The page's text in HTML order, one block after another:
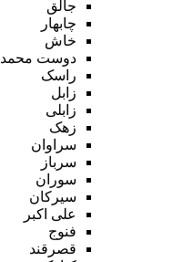
جالق
چابهار
خاش
دوست محمد
راسک
زابل
زابلی
زهک
سراوان
سرباز
سوران
سیرکان
علی اکبر
فنوج
قصرقند